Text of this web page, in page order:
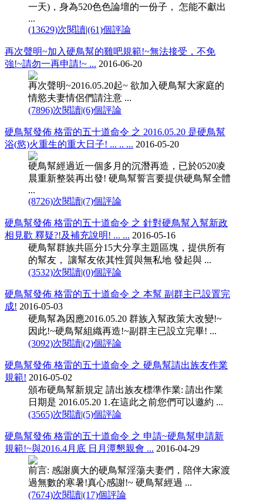
一天)，身為520色色論壇的一份子， 怎能不獻出
...
(13629)次閱讀|(61)個評論
再次聲明~加入硬鳥幫的雞吧規範!~無法接受，不免
強!~請勿一再申請!~ ... 2016-06-20
再次聲明~2016.05.20起~ 欲加入硬鳥幫大家庭的
情慾夫妻情侶們請注意 ...
(7896)次閱讀|(6)個評論
硬鳥幫發佈 格雷的五十道命令 之 2016.05.20 是硬鳥幫
浴(慾)火重生的重大日子! ... .. ... 2016-05-20
硬鳥幫經過近一個多月的沉潛再造，已於0520凌
晨重新整裝再出發! 硬鳥幫誓言要提供硬鳥幫全體
...
(8726)次閱讀|(7)個評論
硬鳥幫發佈 格雷的五十道命令 之 針對硬鳥幫入幫新政
相見歡 釋疑?!及補充說明! ... ... 2016-05-16
硬鳥幫群族共區分15大分享主題區塊，提供所有
的幫友， 讓幫友依其性質與無私地 發起與 ...
(3532)次閱讀|(0)個評論
硬鳥幫發佈 格雷的五十道命令 之 本幫 副群主已設置完
成! 2016-05-03
硬鳥幫為因應2016.05.20 群族入幫政策大改變!~
因此!~硬鳥幫組織再造!~副群主已設立完畢! ...
(3092)次閱讀|(2)個評論
硬鳥幫發佈 格雷的五十道命令 之 硬鳥幫請出族友作業
規範! 2016-05-02
頒布硬鳥幫新規定 請出族友標準作業: 請出作業
日期是 2016.05.20 1.在這此之前您們可以邀約 ...
(3565)次閱讀|(5)個評論
硬鳥幫發佈 格雷的五十道命令 之 申請~硬鳥幫申請新
規範!~與2016.4月底 日月潭懇親會 ... 2016-04-29
前言: 感謝廣大的硬鳥幫淫蕩夫妻們，陪伴大家渡
過無數的寒暑!真心感謝!~ 硬鳥幫經過 ...
(7674)次閱讀|(17)個評論